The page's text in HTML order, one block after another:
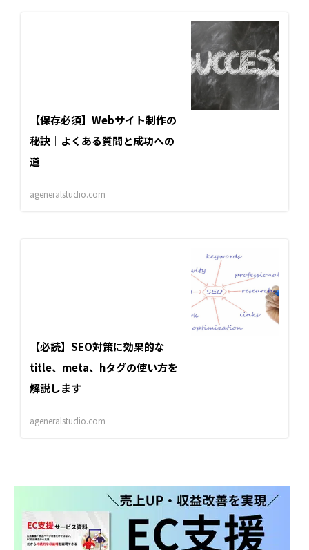
【保存必須】Webサイト制作の
秘訣｜よくある質問と成功への
道
ageneralstudio.com
【必読】SEO対策に効果的な
title、meta、hタグの使い方を
解説します
ageneralstudio.com